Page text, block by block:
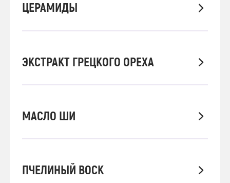
ЦЕРАМИДЫ
ЭКСТРАКТ ГРЕЦКОГО ОРЕХА
МАСЛО ШИ
ПЧЕЛИНЫЙ ВОСК